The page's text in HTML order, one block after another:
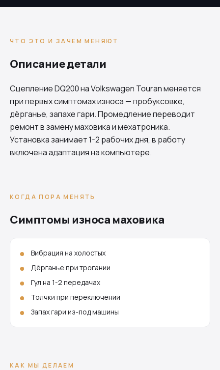
ЧТО ЭТО И ЗАЧЕМ МЕНЯЮТ
Описание детали
СцеплениеDQ200на Volkswagen Touran меняется
при первых симптомах износа — пробуксовке,
дёрганье, запахе гари. Промедление переводит
ремонт в замену маховика и мехатроника.
Установка занимает 1-2 рабочих дня, в работу
включена адаптация на компьютере.
КОГДА ПОРА МЕНЯТЬ
Симптомы износа маховика
Вибрация на холостых
Дёрганье при трогании
Гул на 1-2 передачах
Толчки при переключении
Запах гари из-под машины
КАК МЫ ДЕЛАЕМ